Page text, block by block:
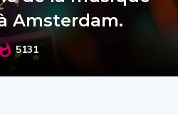
de la musique
Amsterdam.